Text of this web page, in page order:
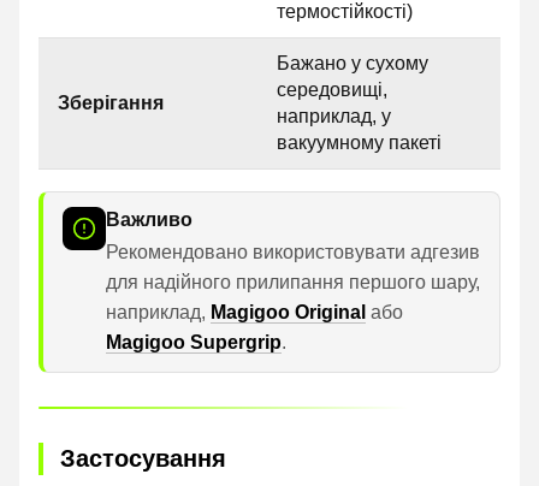
термостійкості)
Зберігання
Бажано у сухому
середовищі,
наприклад, у
вакуумному пакеті
Важливо
Рекомендовано використовувати адгезив
для надійного прилипання першого шару,
наприклад, Magigoo Original або
Magigoo Supergrip.
Застосування